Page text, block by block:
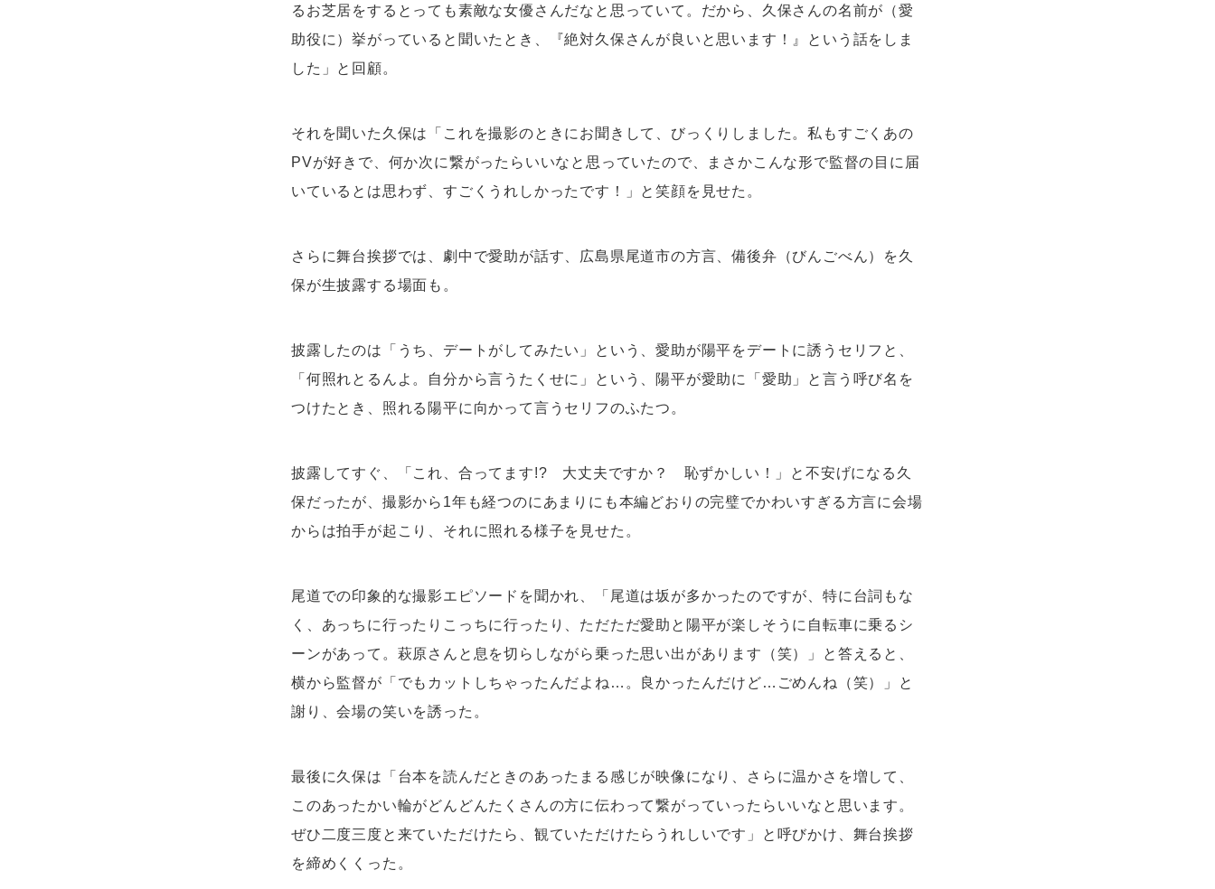
るお芝居をするとっても素敵な女優さんだなと思っていて。だから、久保さんの名前が（愛
助役に）挙がっていると聞いたとき、『絶対久保さんが良いと思います！』という話をしま
した」と回顧。
それを聞いた久保は「これを撮影のときにお聞きして、びっくりしました。私もすごくあの
PVが好きで、何か次に繋がったらいいなと思っていたので、まさかこんな形で監督の目に届
いているとは思わず、すごくうれしかったです！」と笑顔を見せた。
さらに舞台挨拶では、劇中で愛助が話す、広島県尾道市の方言、備後弁（びんごべん）を久
保が生披露する場面も。
披露したのは「うち、デートがしてみたい」という、愛助が陽平をデートに誘うセリフと、
「何照れとるんよ。自分から言うたくせに」という、陽平が愛助に「愛助」と言う呼び名を
つけたとき、照れる陽平に向かって言うセリフのふたつ。
披露してすぐ、「これ、合ってます!? 大丈夫ですか？ 恥ずかしい！」と不安げになる久
保だったが、撮影から1年も経つのにあまりにも本編どおりの完璧でかわいすぎる方言に会場
からは拍手が起こり、それに照れる様子を見せた。
尾道での印象的な撮影エピソードを聞かれ、「尾道は坂が多かったのですが、特に台詞もな
く、あっちに行ったりこっちに行ったり、ただただ愛助と陽平が楽しそうに自転車に乗るシ
ーンがあって。萩原さんと息を切らしながら乗った思い出があります（笑）」と答えると、
横から監督が「でもカットしちゃったんだよね…。良かったんだけど…ごめんね（笑）」と
謝り、会場の笑いを誘った。
最後に久保は「台本を読んだときのあったまる感じが映像になり、さらに温かさを増して、
このあったかい輪がどんどんたくさんの方に伝わって繋がっていったらいいなと思います。
ぜひ二度三度と来ていただけたら、観ていただけたらうれしいです」と呼びかけ、舞台挨拶
を締めくくった。